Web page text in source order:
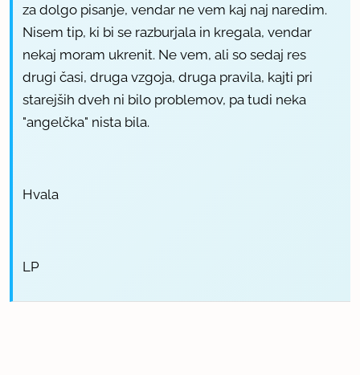
za dolgo pisanje, vendar ne vem kaj naj naredim.
Nisem tip, ki bi se razburjala in kregala, vendar
nekaj moram ukrenit. Ne vem, ali so sedaj res
drugi časi, druga vzgoja, druga pravila, kajti pri
starejših dveh ni bilo problemov, pa tudi neka
"angelčka" nista bila.
Hvala
LP